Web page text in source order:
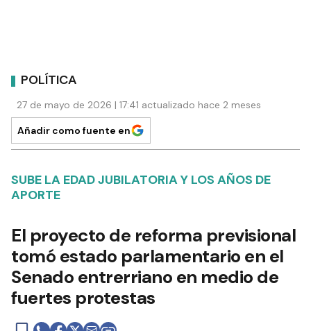
POLÍTICA
27 de mayo de 2026 | 17:41 actualizado hace 2 meses
Añadir como fuente en
SUBE LA EDAD JUBILATORIA Y LOS AÑOS DE
APORTE
El proyecto de reforma previsional
tomó estado parlamentario en el
Senado entrerriano en medio de
fuertes protestas